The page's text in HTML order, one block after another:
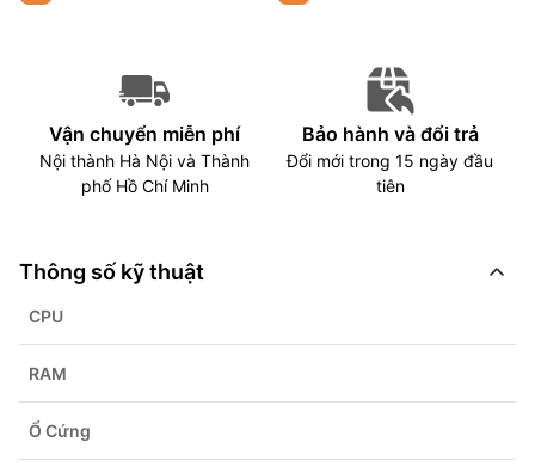
Vận chuyển miễn phí
Nội thành Hà Nội và Thành
phố Hồ Chí Minh
Bảo hành và đổi trả
Đổi mới trong 15 ngày đầu
tiên
Thông số kỹ thuật
CPU
RAM
Ổ Cứng